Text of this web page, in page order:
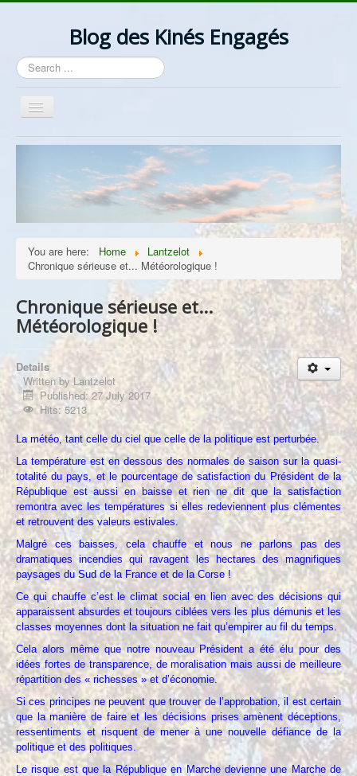
Blog des Kinés Engagés
Search
...
Toggle
Navigation
Bienvenue
Actualités
La Profession
Les Idées
Ordre/Contre Ordre
Lantzelot
Divers
À propos
You are here: Home
Lantzelot
Chronique sérieuse et... Météorologique !
Chronique sérieuse et...
Météorologique !
Details
Written by Lantzelot
Published: 27 July 2017
Hits: 5213
La météo, tant celle du ciel que celle de la politique est perturbée.
La température est en dessous des normales de saison sur la quasi-
totalité du pays, et le pourcentage de satisfaction du Président de la
République est aussi en baisse et rien ne dit que la satisfaction
remontra avec les températures si elles redeviennent plus clémentes
et retrouvent des valeurs estivales.
Malgré ces baisses, cela chauffe et nous ne parlons pas des
dramatiques incendies qui ravagent les hectares des magnifiques
paysages du Sud de la France et de la Corse !
Ce qui chauffe c’est le climat social en lien avec des décisions qui
apparaissent absurdes et toujours ciblées vers les plus démunis et les
classes moyennes dont la situation ne fait qu’empirer au fil du temps.
Cela alors même que notre nouveau Président a été élu pour des
idées fortes de transparence, de moralisation mais aussi de meilleure
répartition des « richesses » et d’économie.
Si ces principes ne peuvent que trouver de l’approbation, il est certain
que la manière de faire et les décisions prises amènent déceptions,
ressentiments et risquent de mener à une nouvelle défiance de la
politique et des politiques.
Le risque est que la République en Marche devienne une Marche de